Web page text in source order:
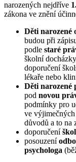
narozených nejdříve
zákona ve znění
Děti narozené
budou při
podle staré
školní
doporučení
lékaře nebo
Děti narozené
pod novou
podmínky pro
ve výjimečných
důvodů a to na
doporučení
posouzení
psychologa